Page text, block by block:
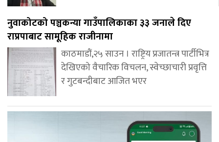
नुवाकोटको पञ्चकन्या गाउँपालिकाका ३३ जनाले दिए
राप्रपाबाट सामूहिक राजीनामा
काठमाडौं,२५ साउन । राष्ट्रिय प्रजातन्त्र पार्टीभित्र
देखिएको वैचारिक विचलन, स्वेच्छाचारी प्रवृत्ति
र गुटबन्दीबाट आजित भएर